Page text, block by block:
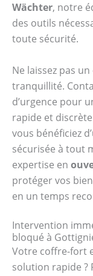
Wächter, notre
des outils
toute sécurité.
Ne laissez pas
tranquillité.
d’urgence pour
rapide et
vous bénéficiez
sécurisée à tout
expertise en
protéger vos
en un temps
Intervention
bloqué à
Votre coffre-fort
solution rapide ?